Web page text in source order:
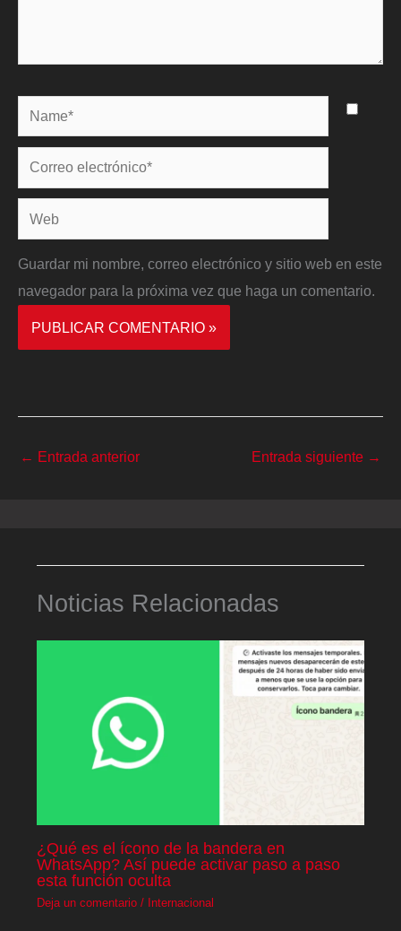
Name*
Correo
electrónico*
Web
Guardar mi nombre, correo electrónico y sitio web en este
navegador para la próxima vez que haga un comentario.
← Entrada anterior Entrada siguiente →
Noticias Relacionadas
¿Qué es el ícono de la bandera en
WhatsApp? Así puede activar paso a paso
esta función oculta
Deja un comentario / Internacional